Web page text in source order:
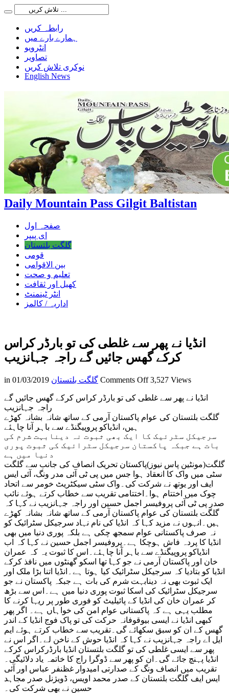
رابطہ کریں
ہمارے بارے میں
انٹرویو
تصاویر
نوکری تلاش کریں
English News
Daily Mountain Pass Gilgit Baltistan
صفحہ اول
ای پیپر
گلگت بلتستان
قومی
بین الاقوامی
تعلیم و صحت
کھیل اور ثقافت
انٹر ٹینمنٹ
اداریہ / کالمز
انڈیا نے پھر سے غلطی کی تو بارڈر کراس
کرکے گھس جائیں گے راجہ جہانزیب
in گلگت بلتستان 01/03/2019 Comments Offon
نے
سے
کی
تو
کراس
کرکے
گھس
جائیں
گے
راجہ
جہانزیب
3,527 Views
انڈیا نے پھر سے غلطی کی تو بارڈر کراس کرکے گھس جائیں گے
راجہ جہانزیب
گلگت بلتستان کی عوام پاکستان آرمی کے ساتھ شانہ بشانہ کھڑے
ہیں، انڈیاکو پروپیگنڈے سے باہر آنا چاہئے
سرجیکل سٹرئیک کا ایک بھی ثبوت نہ دینابہت شرم کی
بات ہے جبکہ پاکستان سرجیکل سٹرائیک کی ثبوت پوری
دنیا میں ہے
گلگت(مونٹین پاس نیوز)پاکستان تحریک انصاف کی جانب سے گلگت
سٹی میں واک کا انعقاد ہوا جس میں پی ٹی آئی مدر ونگ، آئی ایس
ایف اور یوتھ نے شرکت کی۔واک سٹی سیکٹریٹ خومر سے اتحاد
چوک میں اختتام ہوا۔اختتامی تقریب سے خطاب کرتے ہوئے نائب
صدر پی ٹی آئی پروفیسر اجمل حسین اور راجہ جہانزیب نے کہا کہ
گلگت بلتستان کی عوام پاکستان آرمی کے ساتھ شانہ بشانہ کھڑے
ہیں۔انہوں نے مزید کہا کہ انڈیا کی نام نہاد سرجیکل سٹرائیک کو
نہ صرف پاکستانی عوام سمجھ چکی ہے بلکہ پوری دنیا میں بھی
انڈیا کا پردہ فاش ہوچکا ہے۔پروفیسر اجمل حسین نے کہا کہ اب
انڈیاکو پروپیگنڈے سے باہر آنا چاہئے۔اس کا ثبوت یہ کہ عمران
خان اور پاکستان آرمی نے جو کہا تھا اسکو گھنٹوں میں نافذ کرکے
انڈیا کو بتادیا کہ سرجیکل سٹرائیک کیا ہوتا ہے۔انڈیا اتنا بڑا ملک اور
ایک ثبوت بھی نہ دینابہت شرم کی بات ہے جبکہ پاکستان نے جو
سرجیکل سٹرائیک کی اسکا ثبوت پوری دنیا میں ہے۔اس سے بڑھ
کر عمران خان کی انڈیا کے پائیلیٹ کو فوری طور پر ریہا کرنے کا
مطلب یہی ہے کہ پاکستانی عوام امن کی خواہاں ہے۔ اگر پھر
کبھی انڈیا نے ایسی بیوقوفانہ حرکت کی تو پاک فوج انڈیا کے اندر
گھس کے ان کو سبق سکھائے گی۔تقریب سے خطاب کرتے ہوئے ایم
ایل اے راجہ جہانزیب نے کہا کہ انڈیا حوش کے ناخن لے۔اگر اس نے
پھر سے ایسی غلطی کی تو گلگت بلتستان انڈیا بارڈرکراس کرکے
انڈیا پہنچ جائے گی۔ان کو پھر سے ڈوگرا راج کا خاتمہ یاد دلائیگی۔
تقریب میں انصاف ونگ کے صدارتی امیدوار غظنفر عباس اور آئی
ایس ایف گلگت بلتستان کے صدر محمد اویس، ڈویژنل صدر مجاہد
حسین نے بھی شرکت کی۔